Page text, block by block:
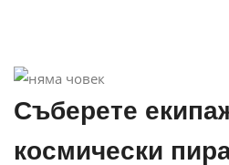
Съберете
космически